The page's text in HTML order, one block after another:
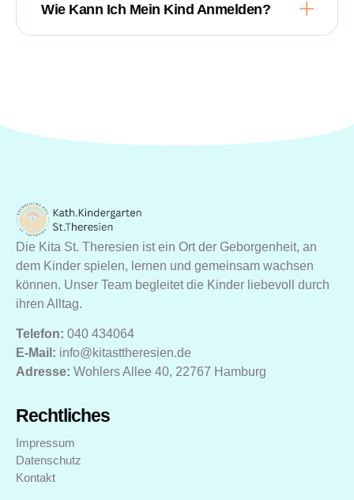
Wie Kann Ich Mein Kind Anmelden?
Die Kita St. Theresien ist ein Ort der Geborgenheit, an
dem Kinder spielen, lernen und gemeinsam wachsen
können. Unser Team begleitet die Kinder liebevoll durch
ihren Alltag.
Telefon: 040 434064
E-Mail: info@kitasttheresien.de
Adresse: Wohlers Allee 40, 22767 Hamburg
Rechtliches
Impressum
Datenschutz
Kontakt